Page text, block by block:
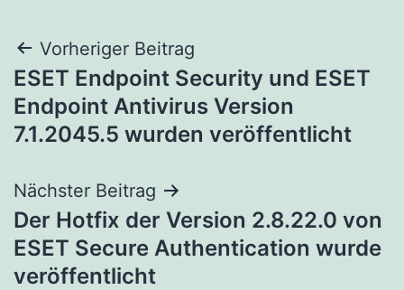
Beitragsnavigation
Vorheriger Beitrag
ESET Endpoint Security und ESET
Endpoint Antivirus Version
7.1.2045.5 wurden veröffentlicht
Nächster Beitrag
Der Hotfix der Version 2.8.22.0 von
ESET Secure Authentication wurde
veröffentlicht